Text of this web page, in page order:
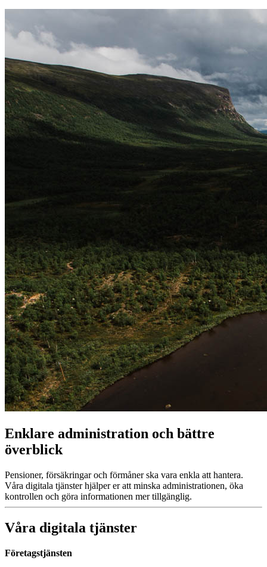
Enklare administration och bättre
överblick
Pensioner, försäkringar och förmåner ska vara enkla att hantera.
Våra digitala tjänster hjälper er att minska administrationen, öka
kontrollen och göra informationen mer tillgänglig.
Våra digitala tjänster
Företagstjänsten